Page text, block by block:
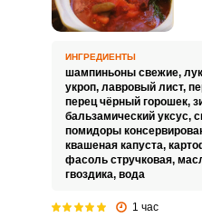
ИНГРЕДИЕНТЫ
шампиньоны свежие,
укроп, лавровый лист,
перец чёрный горошек,
бальзамический уксус,
помидоры
квашеная капуста,
фасоль стручковая,
гвоздика, вода
1 час